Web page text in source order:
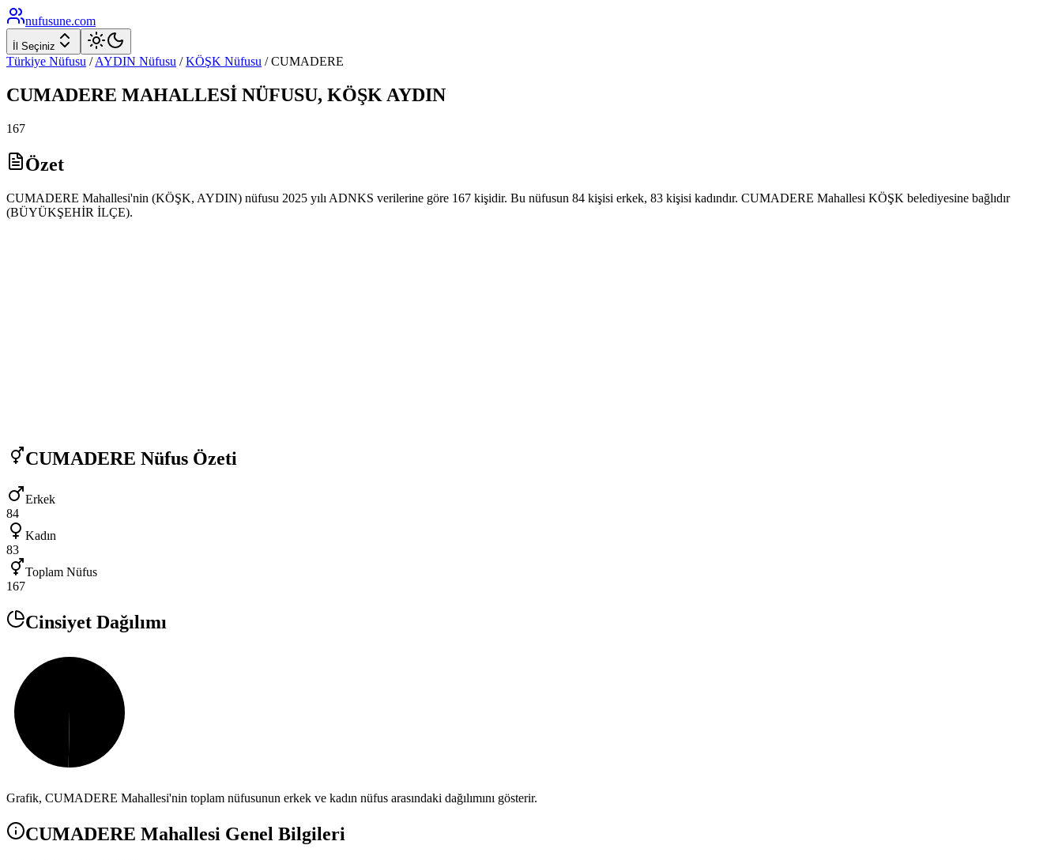
nufusune.com
İl Seçiniz
Türkiye Nüfusu / AYDIN Nüfusu / KÖŞK Nüfusu /CUMADERE
CUMADERE MAHALLESİ NÜFUSU, KÖŞK AYDIN
167
Özet
CUMADERE Mahallesi'nin (KÖŞK, AYDIN) nüfusu 2025 yılı ADNKS verilerine göre 167 kişidir. Bu nüfusun 84 kişisi erkek, 83 kişisi kadındır. CUMADERE Mahallesi KÖŞK belediyesine bağlıdır
(BÜYÜKŞEHİR İLÇE).
CUMADERE Nüfus Özeti
Erkek
84
Kadın
83
Toplam Nüfus
167
Cinsiyet Dağılımı
Grafik, CUMADERE Mahallesi'nin toplam nüfusunun erkek ve kadın nüfus arasındaki dağılımını gösterir.
CUMADERE Mahallesi Genel Bilgileri